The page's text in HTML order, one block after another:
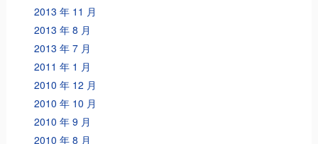
2013 年 11 月
2013 年 8 月
2013 年 7 月
2011 年 1 月
2010 年 12 月
2010 年 10 月
2010 年 9 月
2010 年 8 月